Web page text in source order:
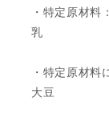
・特定原材料
乳
・特定原材料
大豆